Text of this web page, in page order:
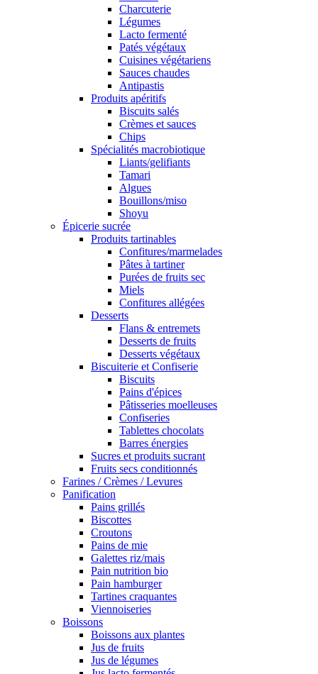
Charcuterie
Légumes
Lacto fermenté
Patés végétaux
Cuisines végétariens
Sauces chaudes
Antipastis
Produits apéritifs
Biscuits salés
Crèmes et sauces
Chips
Spécialités macrobiotique
Liants/gelifiants
Tamari
Algues
Bouillons/miso
Shoyu
Épicerie sucrée
Produits tartinables
Confitures/marmelades
Pâtes à tartiner
Purées de fruits sec
Miels
Confitures allégées
Desserts
Flans & entremets
Desserts de fruits
Desserts végétaux
Biscuiterie et Confiserie
Biscuits
Pains d'épices
Pâtisseries moelleuses
Confiseries
Tablettes chocolats
Barres énergies
Sucres et produits sucrant
Fruits secs conditionnés
Farines / Crèmes / Levures
Panification
Pains grillés
Biscottes
Croutons
Pains de mie
Galettes riz/mais
Pain nutrition bio
Pain hamburger
Tartines craquantes
Viennoiseries
Boissons
Boissons aux plantes
Jus de fruits
Jus de légumes